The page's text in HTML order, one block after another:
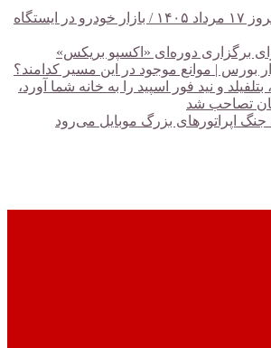
قیمت خودرو امروز ۱۷ مرداد ۱۴۰۵ / بازار خودرو در ایستگاه
برگزاری دوره‌ای «اکسپو بریکس»
بورس | موانع موجود در این مسیر کدامند؟
و نید فور اسپید را به خانه شما آورد،
تصاحب شد
اپراتورهای بزرگ موبایل می‌رود